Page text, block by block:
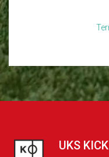
UKS